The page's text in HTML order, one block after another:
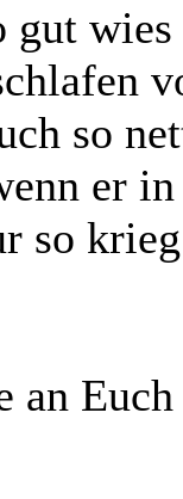
gut
so
er
so
an